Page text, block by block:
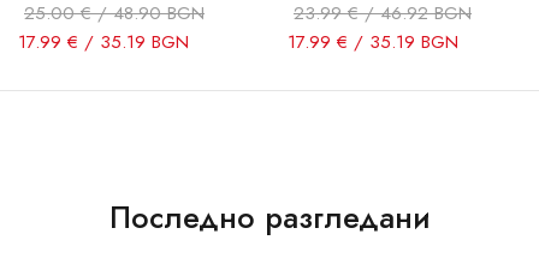
25.00 € / 48.90 BGN
17.99 € / 35.19 BGN
23.99 € / 46.92 BGN
17.99 € / 35.19 BGN
Последно разгледани